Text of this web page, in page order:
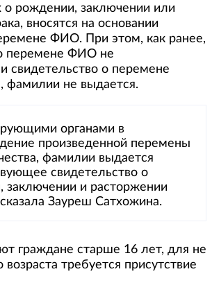
о рождении, заключении или
вносятся на основании
ФИО. При этом, как ранее,
о перемене ФИО не
и свидетельство о перемене
фамилии не выдается.
органами в
произведенной перемены
фамилии выдается
свидетельство о
заключении и расторжении
Зауреш Сатхожина.
граждане старше 16 лет, для не
возраста требуется присутствие